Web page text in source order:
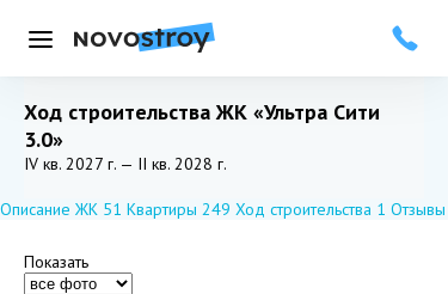
Меню
Ход строительства ЖК «Ультра Сити
3.0»
Добавить в избранное
Подписаться
IV кв. 2027 г. — II кв. 2028 г.
Описание ЖК 51 Квартиры 249 Ход строительства 1 Отзывы
Показать